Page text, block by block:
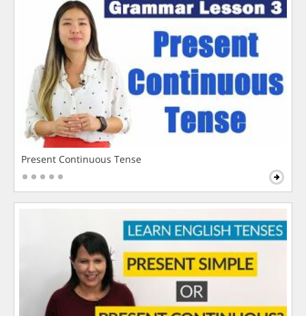
Present Continuous Tense